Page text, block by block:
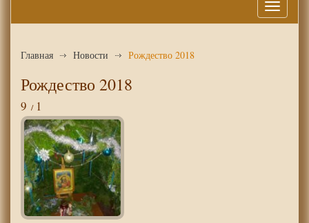
Меню
Главная Новости Рождество 2018
Рождество 2018
9 1